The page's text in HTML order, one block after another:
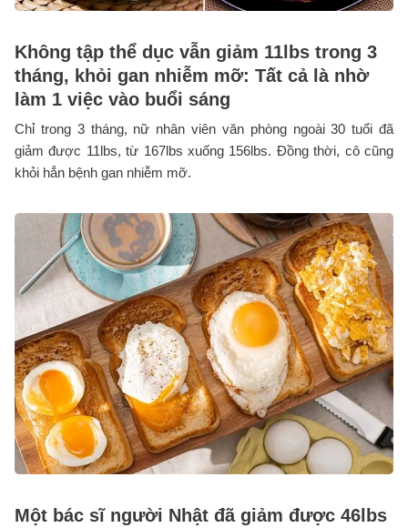
Không tập thể dục vẫn giảm 11lbs trong 3
tháng, khỏi gan nhiễm mỡ: Tất cả là nhờ
làm 1 việc vào buổi sáng
Chỉ trong 3 tháng, nữ nhân viên văn phòng ngoài 30 tuổi đã
giảm được 11lbs, từ 167lbs xuống 156lbs. Đồng thời, cô cũng
khỏi hẳn bệnh gan nhiễm mỡ.
Một bác sĩ người Nhật đã giảm được 46lbs